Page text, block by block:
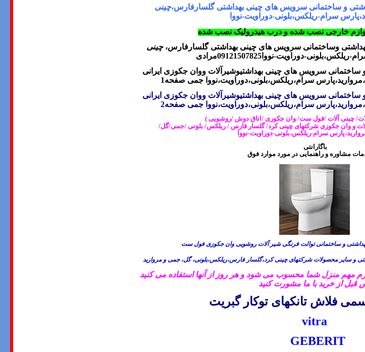
و ساختمانی سرویس های چینی بهداشتی گلسارفارس،چینی
سرام-ریلکس،بلونی-دوراویت-نووا
لوازم خارجی نصب شده و درب هیدرولیک نصب شده
وساختمانی سرویس های چینی بهداشتی گلسارفارس، چینی
ریلکس،بلونی-دوراویت-نووا 09121507825مرادی
و ساختمانی سرویس های چینی بهداشتیوشیرآلات ووان جکوزی ایرانی
،مروارید،پارس سرام،ریلکس،بلونی،دوراویت،نووا جمی صفحه1
و ساختمانی سرویس های چینی بهداشتیوشیرآلات ووان جکوزی ایرانی
،مروارید،پارس سرام،ریلکس،بلونی،دوراویت،نووا جمی صفحه2
چینی آلات /فول ست/ وان جکوری /اتاق دوش /روشویی )
و وان جکوزی شرکتهای چینی کرد/ گلسار فارس / ریلکس/ بلونی /جمی/گل/
سرام-ریلکس،بلونی-دوراویت-نووا
باگارانتی
مشاوره و راهنمایی در مورد موارد فوق
و ساختمانی توالت فرنگی شیر آلات روشویی وان جکوزی فول ست
و سایر محصولات شرکتهای چینی کرد،گلسار فارس،ریلکس،بلونی، گل، جمی و مروارید
مهم منزل شما محسوب می شود و هر روز از آنها استفاده می کنید
قبل از خرید با ما مشورت کنید
فلاش تانکهای توکار گبریت
vitra
GEBERIT